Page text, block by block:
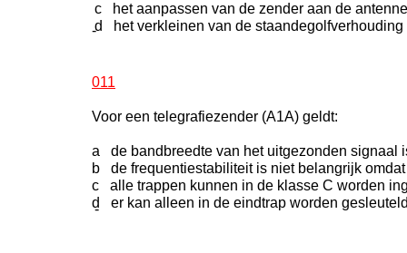
c het aanpassen van de zender aan de
d het verkleinen van de staandegolfverhouding
-
011
Voor een telegrafiezender (A1A) geldt:
a de bandbreedte van het uitgezonden signaal
b de frequentiestabiliteit is niet belangrijk
c alle trappen kunnen in de klasse C worden
d er kan alleen in de eindtrap worden
-